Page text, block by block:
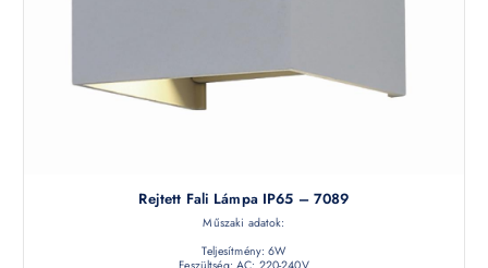
Rejtett Fali Lámpa IP65 – 7089
Műszaki adatok:
Teljesítmény: 6W